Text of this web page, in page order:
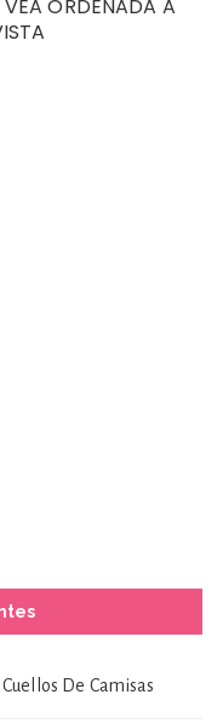
VEA ORDENADA A
De Camisas